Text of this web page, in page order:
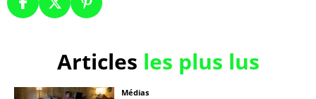
Articles les plus lus
Médias